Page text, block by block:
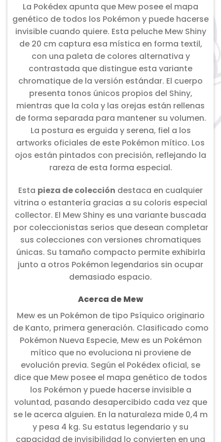
La Pokédex apunta que Mew posee el mapa
genético de todos los Pokémon y puede hacerse
invisible cuando quiere. Esta peluche Mew Shiny
de 20 cm captura esa mística en forma textil,
con una paleta de colores alternativa y
contrastada que distingue esta variante
chromatique de la versión estándar. El cuerpo
presenta tonos únicos propios del Shiny,
mientras que la cola y las orejas están rellenas
de forma separada para mantener su volumen.
La postura es erguida y serena, fiel a los
artworks oficiales de este Pokémon mítico. Los
ojos están pintados con precisión, reflejando la
rareza de esta forma especial.
Esta pieza de colección destaca en cualquier
vitrina o estantería gracias a su coloris especial
collector. El Mew Shiny es una variante buscada
por coleccionistas serios que desean completar
sus colecciones con versiones chromatiques
únicas. Su tamaño compacto permite exhibirla
junto a otros Pokémon legendarios sin ocupar
demasiado espacio.
Acerca de Mew
Mew es un Pokémon de tipo Psíquico originario
de Kanto, primera generación. Clasificado como
Pokémon Nueva Especie, Mew es un Pokémon
mítico que no evoluciona ni proviene de
evolución previa. Según el Pokédex oficial, se
dice que Mew posee el mapa genético de todos
los Pokémon y puede hacerse invisible a
voluntad, pasando desapercibido cada vez que
se le acerca alguien. En la naturaleza mide 0,4 m
y pesa 4 kg. Su estatus legendario y su
capacidad de invisibilidad lo convierten en una